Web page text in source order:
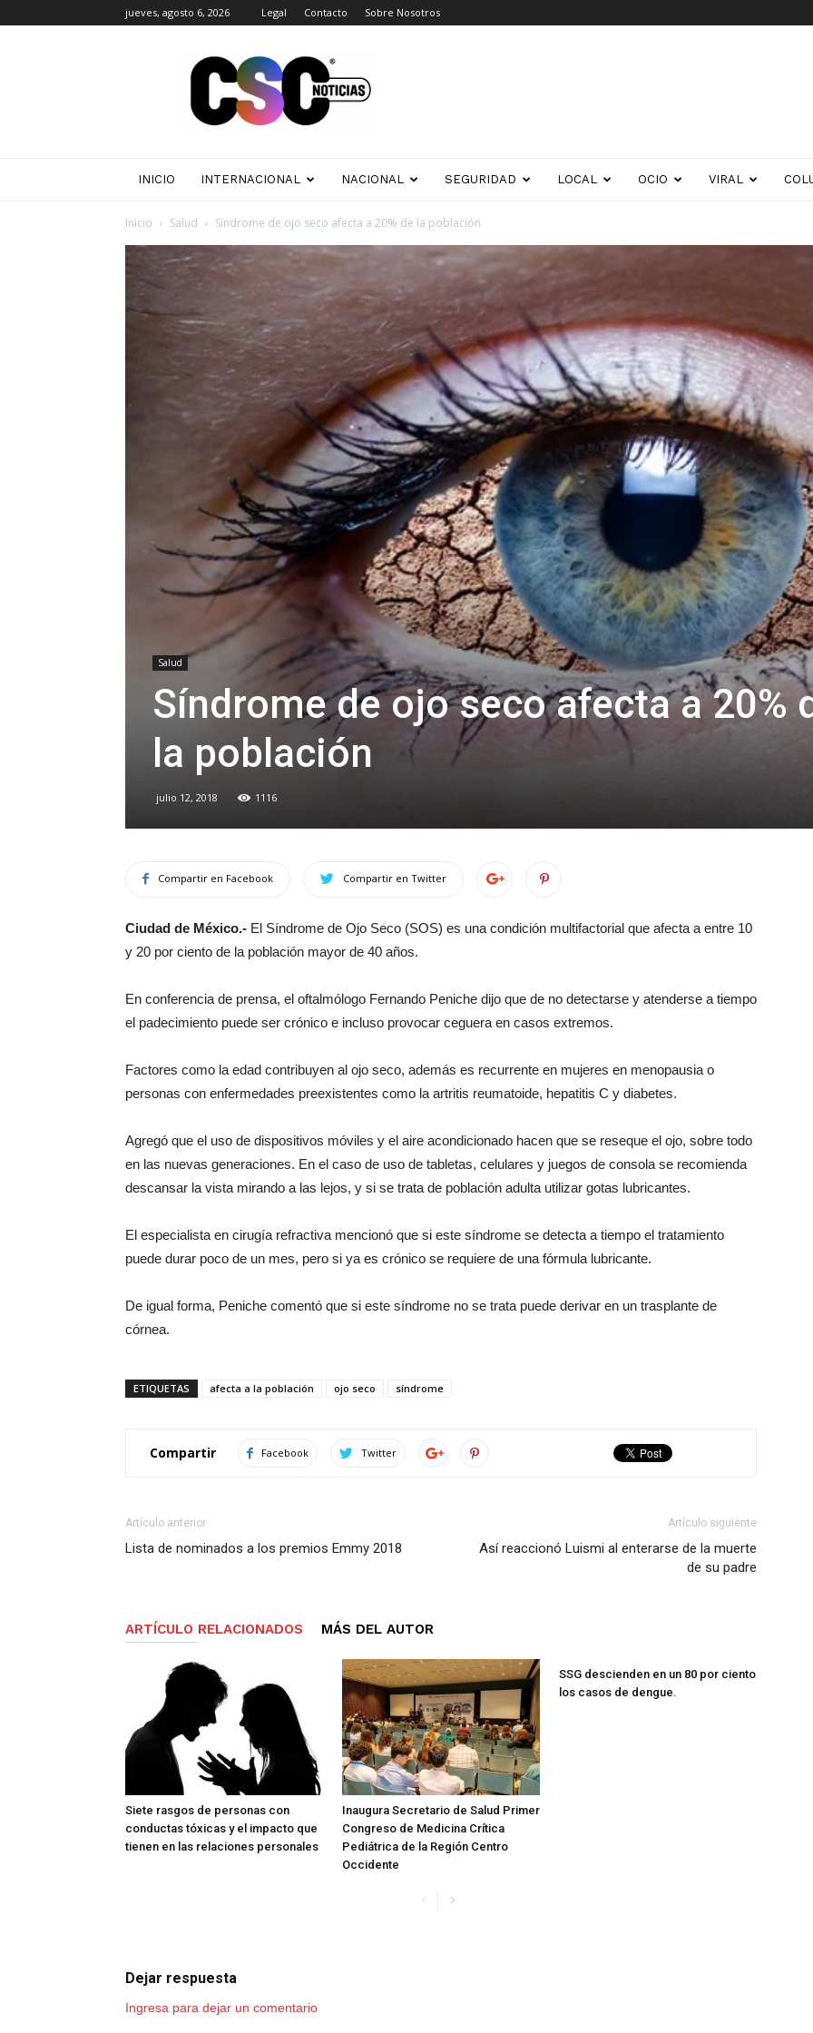
jueves, agosto 6, 2026 Legal Contacto Sobre Nosotros
Noticias
INICIO INTERNACIONAL NACIONAL SEGURIDAD LOCAL OCIO VIRAL
Inicio Salud Síndrome de ojo seco afecta a 20% de la población
Salud
Síndrome de ojo seco afecta a 20%
la población
julio 12, 2018 1116
Compartir en Facebook Compartir en Twitter
Ciudad de México.- El Síndrome de Ojo Seco (SOS) es una condición multifactorial que afecta a entre 10
y 20 por ciento de la población mayor de 40 años.
En conferencia de prensa, el oftalmólogo Fernando Peniche dijo que de no detectarse y atenderse a tiempo
el padecimiento puede ser crónico e incluso provocar ceguera en casos extremos.
Factores como la edad contribuyen al ojo seco, además es recurrente en mujeres en menopausia o
personas con enfermedades preexistentes como la artritis reumatoide, hepatitis C y diabetes.
Agregó que el uso de dispositivos móviles y el aire acondicionado hacen que se reseque el ojo, sobre todo
en las nuevas generaciones. En el caso de uso de tabletas, celulares y juegos de consola se recomienda
descansar la vista mirando a las lejos, y si se trata de población adulta utilizar gotas lubricantes.
El especialista en cirugía refractiva mencionó que si este síndrome se detecta a tiempo el tratamiento
puede durar poco de un mes, pero si ya es crónico se requiere de una fórmula lubricante.
De igual forma, Peniche comentó que si este síndrome no se trata puede derivar en un trasplante de
córnea.
ETIQUETAS afecta a la población ojo seco síndrome
Compartir Facebook Twitter
Artículo anterior
Lista de nominados a los premios Emmy 2018
Artículo siguiente
Así reaccionó Luismi al enterarse de la muerte
de su padre
ARTÍCULO RELACIONADOS MÁS DEL AUTOR
Siete rasgos de personas con
conductas tóxicas y el impacto que
tienen en las relaciones personales
Inaugura Secretario de Salud Primer
Congreso de Medicina Crítica
Pediátrica de la Región Centro
Occidente
SSG descienden en un 80 por ciento
los casos de dengue.
Dejar respuesta
Ingresa para dejar un comentario